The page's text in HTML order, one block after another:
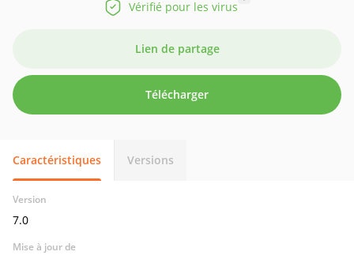
Vérifié pour les virus
Lien de partage
Télécharger
Caractéristiques Versions
Version
7.0
Mise à jour de